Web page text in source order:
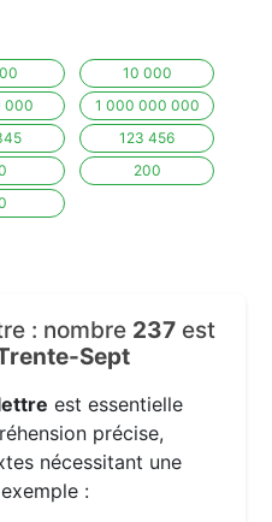
10 000
000
1 000 000 000
123 456
200
: nombre 237 est
Sept
est essentielle
précise,
nécessitant une
: